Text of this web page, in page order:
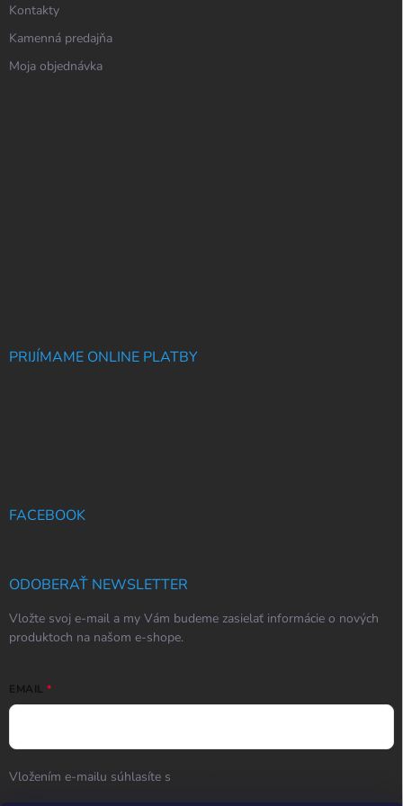
Kontakty
Kamenná predajňa
Moja objednávka
PRIJÍMAME ONLINE PLATBY
FACEBOOK
ODOBERAŤ NEWSLETTER
Vložte svoj e-mail a my Vám budeme zasielať informácie o nových
produktoch na našom e-shope.
EMAIL
Vložením e-mailu súhlasíte s